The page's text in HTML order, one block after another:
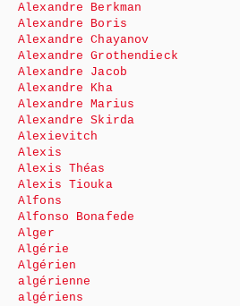
Alexandre Berkman
Alexandre Boris
Alexandre Chayanov
Alexandre Grothendieck
Alexandre Jacob
Alexandre Kha
Alexandre Marius
Alexandre Skirda
Alexievitch
Alexis
Alexis Théas
Alexis Tiouka
Alfons
Alfonso Bonafede
Alger
Algérie
Algérien
algérienne
algériens